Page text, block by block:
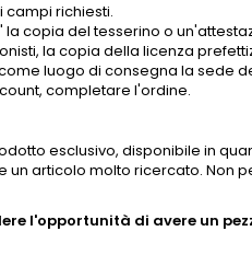
campi richiesti.
la copia del tesserino o
la copia della licenza
luogo di consegna la sede
completare l'ordine.
esclusivo, disponibile in
un articolo molto ricercato. Non
l'opportunità di avere un